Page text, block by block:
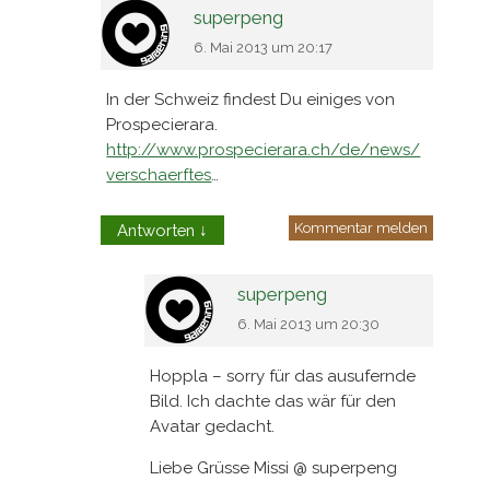
superpeng
6. Mai 2013 um 20:17
In der Schweiz findest Du einiges von
Prospecierara.
http://www.prospecierara.ch/de/news/
verschaerftes…
Antworten ↓ Kommentar melden
superpeng
6. Mai 2013 um 20:30
Hoppla – sorry für das ausufernde
Bild. Ich dachte das wär für den
Avatar gedacht.
Liebe Grüsse Missi @ superpeng